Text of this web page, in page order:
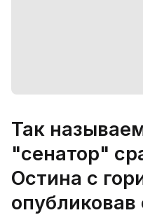
Так
"сенатор"
Остина с